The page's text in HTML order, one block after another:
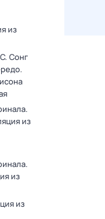
из
Сонг
из
из
из